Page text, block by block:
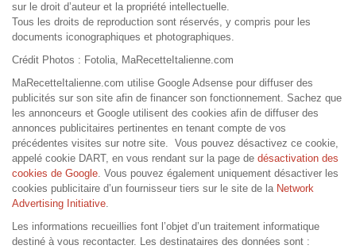
sur le droit d’auteur et la propriété intellectuelle.
Tous les droits de reproduction sont réservés, y compris pour les
documents iconographiques et photographiques.
Crédit Photos : Fotolia, MaRecetteItalienne.com
MaRecetteItalienne.com utilise Google Adsense pour diffuser des
publicités sur son site afin de financer son fonctionnement. Sachez que
les annonceurs et Google utilisent des cookies afin de diffuser des
annonces publicitaires pertinentes en tenant compte de vos
précédentes visites sur notre site. Vous pouvez désactivez ce cookie,
appelé cookie DART, en vous rendant sur la page de désactivation des
cookies de Google. Vous pouvez également uniquement désactiver les
cookies publicitaire d’un fournisseur tiers sur le site de la Network
Advertising Initiative.
Les informations recueillies font l’objet d’un traitement informatique
destiné à vous recontacter. Les destinataires des données sont :